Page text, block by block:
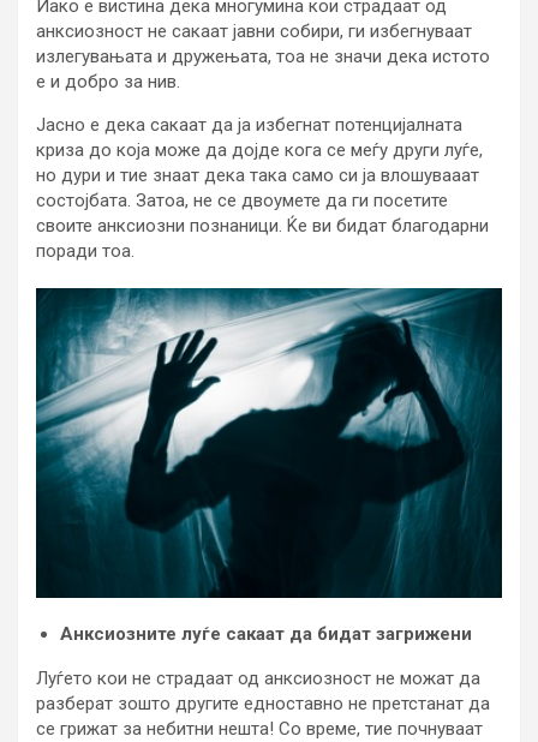
Иако е вистина дека многумина кои страдаат од
анксиозност не сакаат јавни собири, ги избегнуваат
излегувањата и дружењата, тоа не значи дека истото
е и добро за нив.
Јасно е дека сакаат да ја избегнат потенцијалната
криза до која може да дојде кога се меѓу други луѓе,
но дури и тие знаат дека така само си ја влошувааат
состојбата. Затоа, не се двоумете да ги посетите
своите анксиозни познаници. Ќе ви бидат благодарни
поради тоа.
Анксиозните луѓе сакаат да бидат загрижени
Луѓето кои не страдаат од анксиозност не можат да
разберат зошто другите едноставно не претстанат да
се грижат за небитни нешта! Со време, тие почнуваат